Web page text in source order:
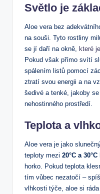
Světlo je
Aloe vera bez
na souši. Tyto rostliny
se jí daří na okně, které
Pokud však přímo svítí
spálením listů pomocí
ztratí svou energii a na
šedivé a tenké, jakoby
nehostinného prostředí.
Teplota a
Aloe vera je jako
teploty mezi 20°C a 30°C
horko. Pokud teplota
tím vůbec nezatočí –
vlhkosti týče, aloe si